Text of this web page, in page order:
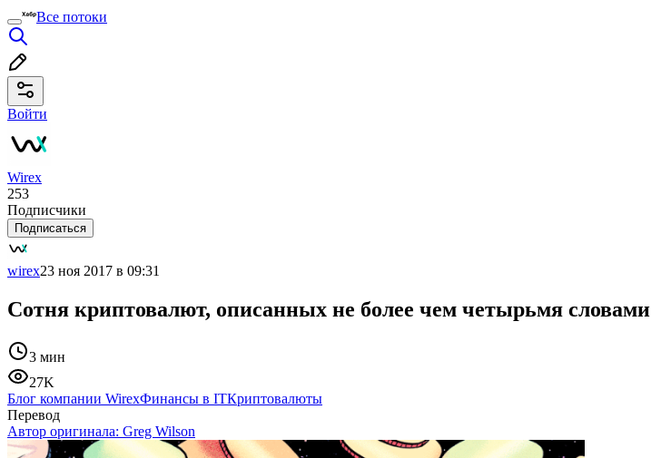
Все потоки
Войти
Wirex
253
Подписчики
Подписаться
wirex23 ноя 2017 в 09:31
Сотня криптовалют, описанных не более чем четырьмя словами
3 мин
27K
Блог компании WirexФинансы в ITКриптовалюты
Перевод
Автор оригинала: Greg Wilson